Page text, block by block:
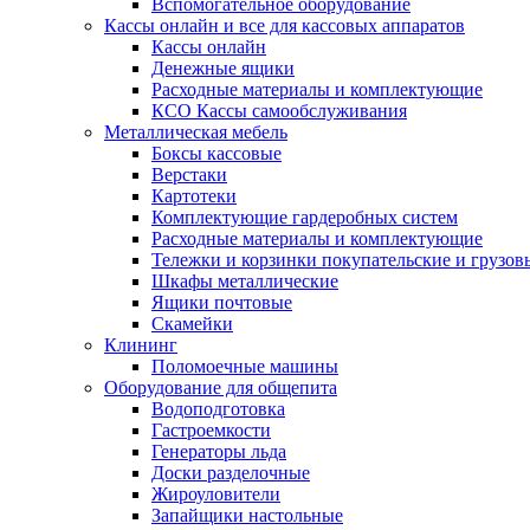
Вспомогательное оборудование
Кассы онлайн и все для кассовых аппаратов
Кассы онлайн
Денежные ящики
Расходные материалы и комплектующие
КСО Кассы самообслуживания
Металлическая мебель
Боксы кассовые
Верстаки
Картотеки
Комплектующие гардеробных систем
Расходные материалы и комплектующие
Тележки и корзинки покупательские и
Шкафы металлические
Ящики почтовые
Скамейки
Клининг
Поломоечные машины
Оборудование для общепита
Водоподготовка
Гастроемкости
Генераторы льда
Доски разделочные
Жироуловители
Запайщики настольные